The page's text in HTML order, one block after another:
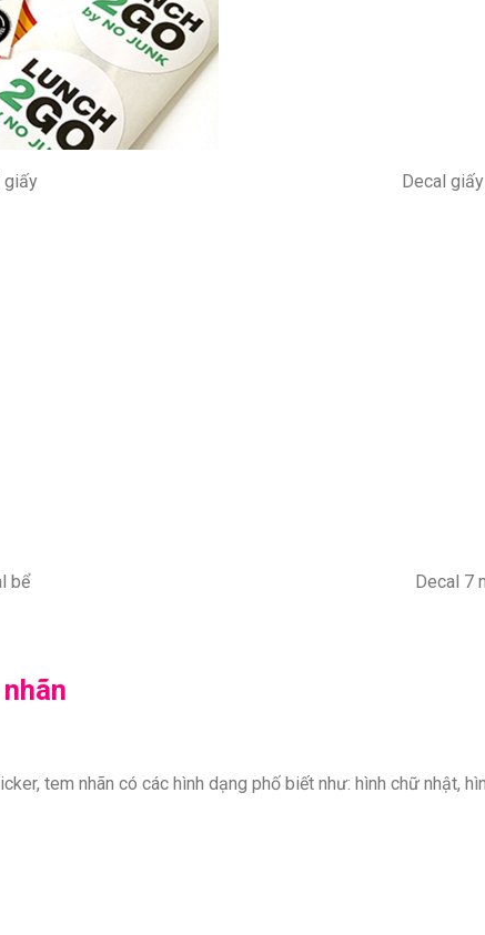
giấy Decal
bể Decal 7
tem nhãn có các hình dạng phố biết như: hình chữ nhật,